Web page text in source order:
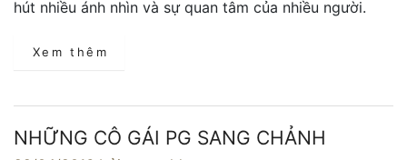
hút nhiều ánh nhìn và sự quan tâm của nhiều người.
Xem thêm
NHỮNG CÔ GÁI PG SANG CHẢNH